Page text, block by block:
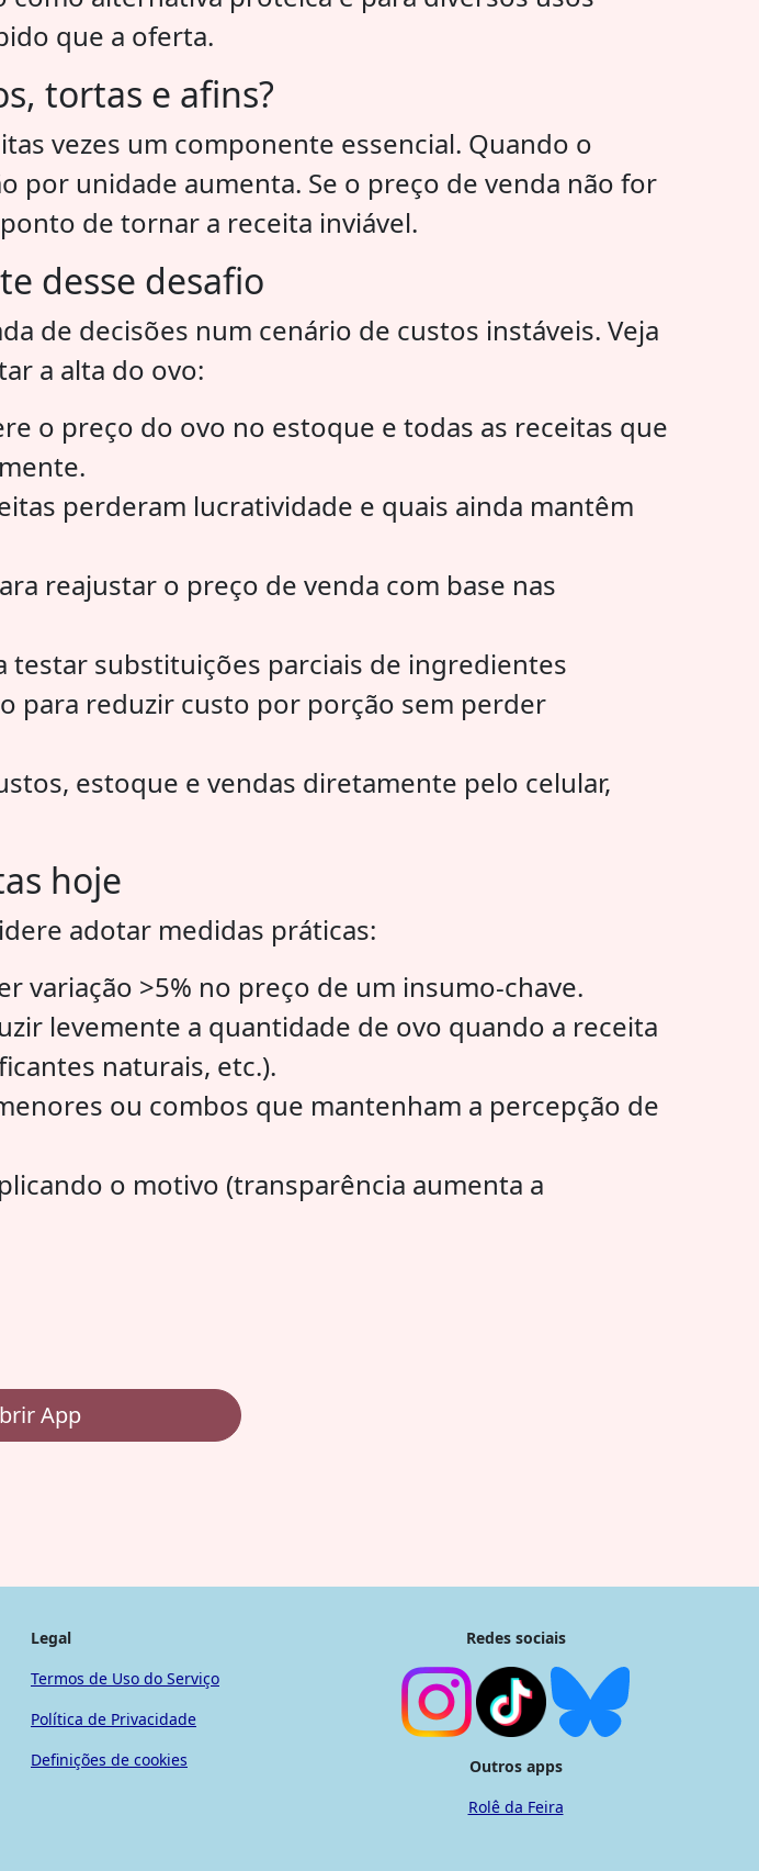
que a oferta.
tortas e afins?
vezes um componente essencial. Quando o
por unidade aumenta. Se o preço de venda não for
de tornar a receita inviável.
desse desafio
de decisões num cenário de custos instáveis. Veja
a alta do ovo:
o preço do ovo no estoque e todas as receitas que
perderam lucratividade e quais ainda mantêm
reajustar o preço de venda com base nas
testar substituições parciais de ingredientes
para reduzir custo por porção sem perder
estoque e vendas diretamente pelo celular,
hoje
adotar medidas práticas:
variação >5% no preço de um insumo-chave.
levemente a quantidade de ovo quando a receita
naturais, etc.).
ou combos que mantenham a percepção de
o motivo (transparência aumenta a
App
Legal
Termos de Uso do Serviço
Política de Privacidade
Definições de cookies
Redes sociais
Outros apps
Rolê da Feira